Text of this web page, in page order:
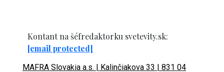
Kontant na šéfredaktorku svetevity.sk:
[email protected]
MAFRA Slovakia a.s. | Kalinčiakova 33 | 831 04